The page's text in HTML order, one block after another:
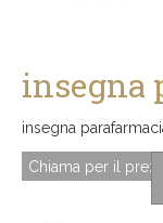
insegna
insegna
Chiama per il